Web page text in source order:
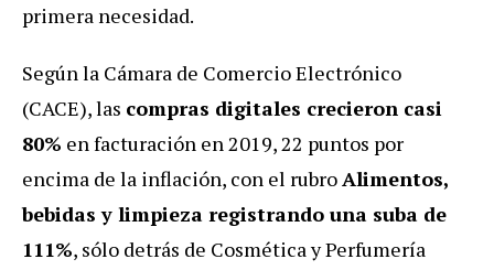
primera necesidad.
Según la Cámara de Comercio Electrónico
(CACE), las compras digitales crecieron casi
80% en facturación en 2019, 22 puntos por
encima de la inflación, con el rubroAlimentos,
bebidas y limpieza registrando una suba de
111%, sólo detrás de Cosmética y Perfumería